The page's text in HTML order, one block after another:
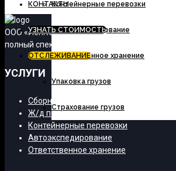
Контейнерные перевозки
Автоэкспедирование
Ответственное хранение
Упаковка грузов
Страхование грузов
КОНТАКТЫ
УЗНАТЬ СТОИМОСТЬ
ОТСЛЕЖИВАНИЕ
ООО «ЛенКомТранс» осуществляет свою
полный спектр транспортно-
УСЛУГИ
Сборные грузы
Ж/д перевозки
Контейнерные перевозки
Автоэкспедирование
Ответственное хранение